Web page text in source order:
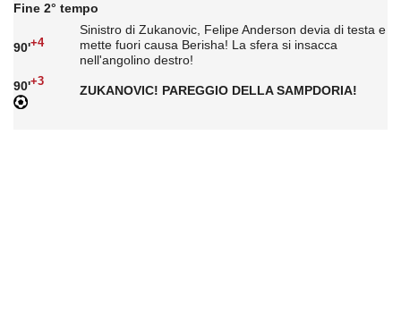
Fine 2° tempo
90'+4
Sinistro di Zukanovic, Felipe Anderson devia di testa e
mette fuori causa Berisha! La sfera si insacca
nell'angolino destro!
90'+3
ZUKANOVIC! PAREGGIO DELLA SAMPDORIA!